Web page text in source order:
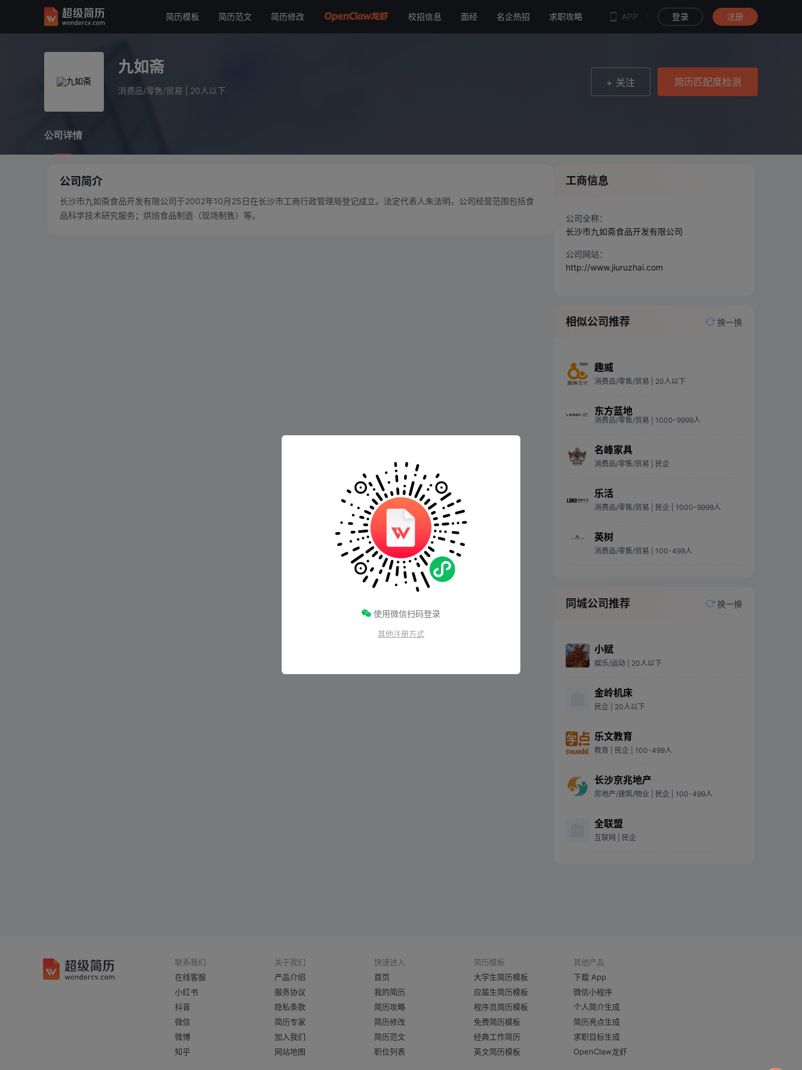
简历模板 简历范文 简历修改 校招信息 面经 名企热招 求职攻略 APP 登录 注册
九如斋
九如斋
消费品/零售/贸易 20人以下
+ 关注 简历匹配度检测
公司详情
公司简介
长沙市九如斋食品开发有限公司于2002年10月25日在长沙市工商行政管理局登记成立。法定代表人朱法明，公司经营范围包括食
品科学技术研究服务；烘焙食品制造（现场制售）等。
工商信息
公司全称：
长沙市九如斋食品开发有限公司
公司网站：
http://www.jiuruzhai.com
相似公司推荐 换一换
趣威
消费品/零售/贸易 | 20人以下
东方蓝地
消费品/零售/贸易 | 1000-9999人
名峰家具
消费品/零售/贸易 | 民企
乐活
消费品/零售/贸易 | 民企 | 1000-9999人
英树
消费品/零售/贸易 | 100-499人
同城公司推荐 换一换
小赋
娱乐/运动 | 20人以下
金岭机床
民企 | 20人以下
乐文教育
教育 | 民企 | 100-499人
长沙京兆地产
房地产/建筑/物业 | 民企 | 100-499人
全联盟
互联网 | 民企
使用微信扫码登录
其他注册方式
联系我们
在线客服
小红书
抖音
微信
微博
知乎
关于我们
产品介绍
服务协议
隐私条款
简历专家
加入我们
网站地图
快速进入
首页
我的简历
简历攻略
简历修改
简历范文
职位列表
简历模板
大学生简历模板
应届生简历模板
程序员简历模板
免费简历模板
经典工作简历
英文简历模板
其他产品
下载 App
微信小程序
个人简介生成
简历亮点生成
求职目标生成
OpenClaw龙虾